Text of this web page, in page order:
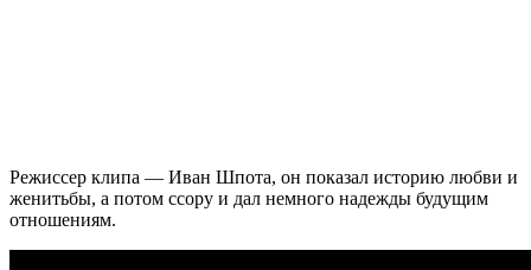
Режиссер клипа — Иван Шпота, он показал историю любви и
женитьбы, а потом ссору и дал немного надежды будущим
отношениям.